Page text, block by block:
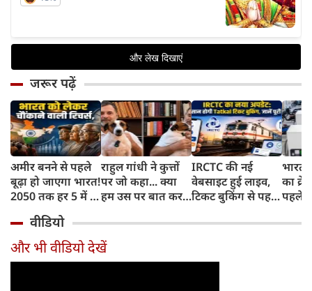
जरूर पढ़ें
अमीर बनने से पहले
बूढ़ा हो जाएगा भारत!
2050 तक हर 5 में 1
साल से ज्यादा उम्र का
राहुल गांधी ने कुत्तों
पर जो कहा... क्या
हम उस पर बात कर
IRCTC की नई
वेबसाइट हुई लाइव,
टिकट बुकिंग से पहले
काम, जानें पूरा
भारत
का
पहले
और
वीडियो
और भी वीडियो देखें